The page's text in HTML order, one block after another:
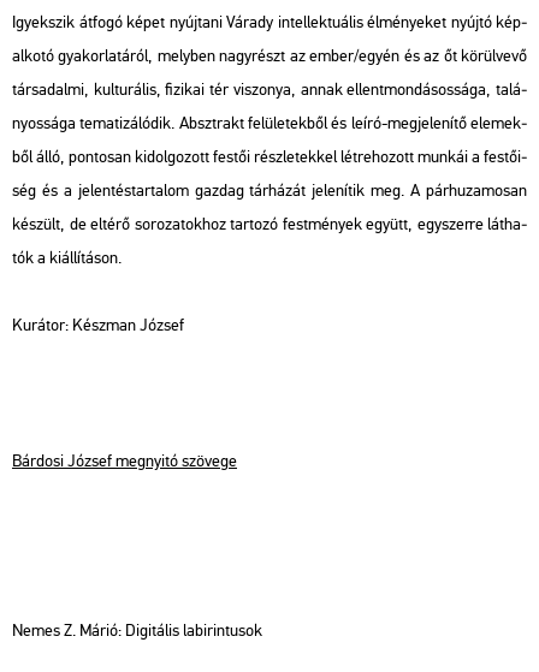
Igyek­szik át­fo­gó képet nyúj­ta­ni Vá­rady in­tel­lek­tu­á­lis él­mé­nye­ket nyúj­tó kép­
al­ko­tó gya­kor­la­tá­ról, mely­ben nagy­részt az ember/egyén és az őt kö­rül­ve­vő
tár­sa­dal­mi, kul­tu­rá­lis, fi­zi­kai tér vi­szo­nya, annak el­lent­mon­dá­sos­sá­ga, ta­lá­
nyos­sá­ga te­ma­ti­zá­ló­dik. Abszt­rakt fe­lü­le­tek­ből és leíró-meg­je­le­ní­tő ele­mek­
ből álló, pon­to­san ki­dol­go­zott fes­tői rész­le­tek­kel lét­re­ho­zott mun­kái a fes­tő­i­
ség és a je­len­tés­tar­ta­lom gaz­dag tár­há­zát je­le­ní­tik meg. A pár­hu­za­mo­san
ké­szült, de el­té­rő so­ro­za­tok­hoz tar­to­zó fest­mé­nyek együtt, egy­szer­re lát­ha­
tók a ki­ál­lí­tá­son.
Ku­rá­tor: Kész­man Jó­zsef
Bár­do­si Jó­zsef meg­nyi­tó szö­ve­ge
Nemes Z. Márió: Di­gi­tá­lis la­bi­rin­tu­sok